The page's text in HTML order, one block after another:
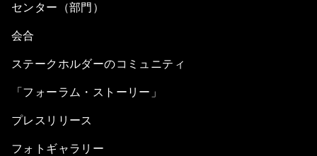
センター（部門）
会合
ステークホルダーのコミュニティ
「フォーラム・ストーリー」
プレスリリース
フォトギャラリー